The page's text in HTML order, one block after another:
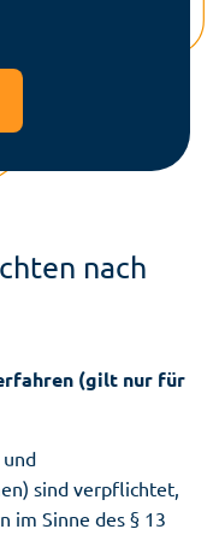
nach
(gilt nur für
sind verpflichtet,
im Sinne des § 13